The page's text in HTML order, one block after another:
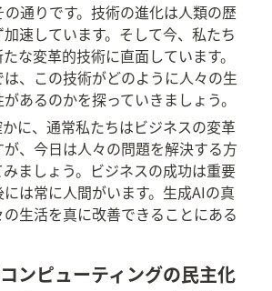
通りです。技術の進化は人類の歴
速しています。そして今、私たち
な変革的技術に直面しています。
、この技術がどのように人々の生
あるのかを探っていきましょう。
に、通常私たちはビジネスの変革
、今日は人々の問題を解決する方
ましょう。ビジネスの成功は重要
は常に人間がいます。生成AIの真
生活を真に改善できることにある
ンピューティングの民主化